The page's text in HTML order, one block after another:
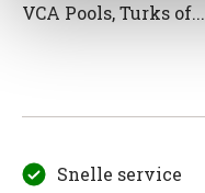
VCA Pools, Turks of...
Snelle service